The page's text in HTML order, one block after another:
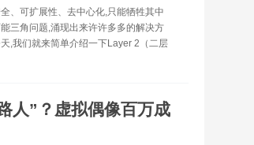
、可扩展性、去中心化,只能牺牲其中
三角问题,涌现出来许许多多的解决方
,我们就来简单介绍一下Layer 2（二层
人”？虚拟偶像百万成